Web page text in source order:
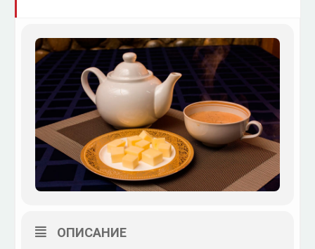
ОПИСАНИЕ